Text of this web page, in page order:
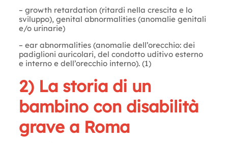
– growth retardation (ritardi nella crescita e lo
sviluppo), genital abnormalities (anomalie genitali
e/o urinarie)
– ear abnormalities (anomalie dell’orecchio: dei
padiglioni auricolari, del condotto uditivo esterno
e interno e dell’orecchio interno). (1)
2) La storia di un
bambino con disabilità
grave a Roma